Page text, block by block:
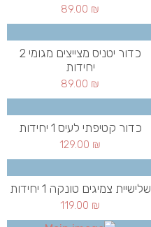
89.00 ₪
כדור יטניס מצייצים מגומי 2
יחידות
89.00 ₪
כדור קטיפתי לעיס 1 יחידות
129.00 ₪
שלישיית צמיגים טונקה 1 יחידות
119.00 ₪